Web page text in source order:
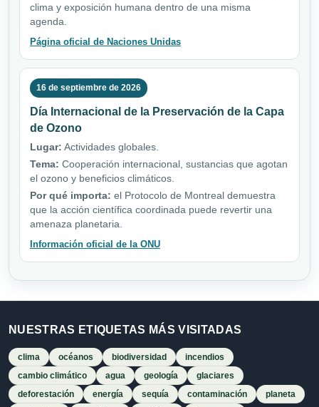
clima y exposición humana dentro de una misma
agenda.
Página oficial de Naciones Unidas
16 de septiembre de 2026
Día Internacional de la Preservación de la Capa
de Ozono
Lugar: Actividades globales.
Tema: Cooperación internacional, sustancias que agotan
el ozono y beneficios climáticos.
Por qué importa: el Protocolo de Montreal demuestra
que la acción científica coordinada puede revertir una
amenaza planetaria.
Información oficial de la ONU
NUESTRAS ETIQUETAS MÁS VISITADAS
clima océanos biodiversidad
incendios
cambio climático
agua geología
glaciares
deforestación
energía sequía contaminación
planeta